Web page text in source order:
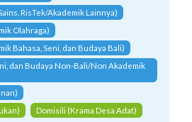
RisTek/Akademik Lainnya)
Olahraga)
Bahasa, Seni, dan Budaya Bali)
dan Budaya Non-Bali/Non Akademik
Domisili (Krama Desa Adat)